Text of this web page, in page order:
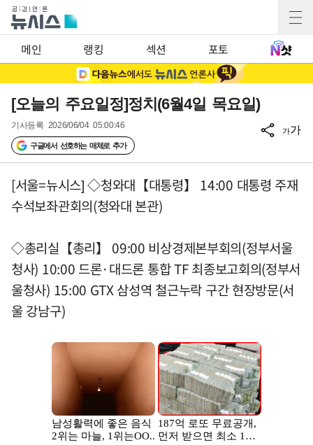
메인 랭킹 섹션 포토
[오늘의 주요일정]정치(6월4일 목요일)
기사등록 2026/06/04 05:00:46
구글에서 선호하는 매체로 추가
가가
[서울=뉴시스] ◇청와대【대통령】 14:00 대통령 주재
수석보좌관회의(청와대 본관)
◇총리실【총리】 09:00 비상경제본부회의(정부서울
청사) 10:00 드론·대드론 통합 TF 최종보고회의(정부서
울청사) 15:00 GTX 삼성역 철근누락 구간 현장방문(서
울 강남구)